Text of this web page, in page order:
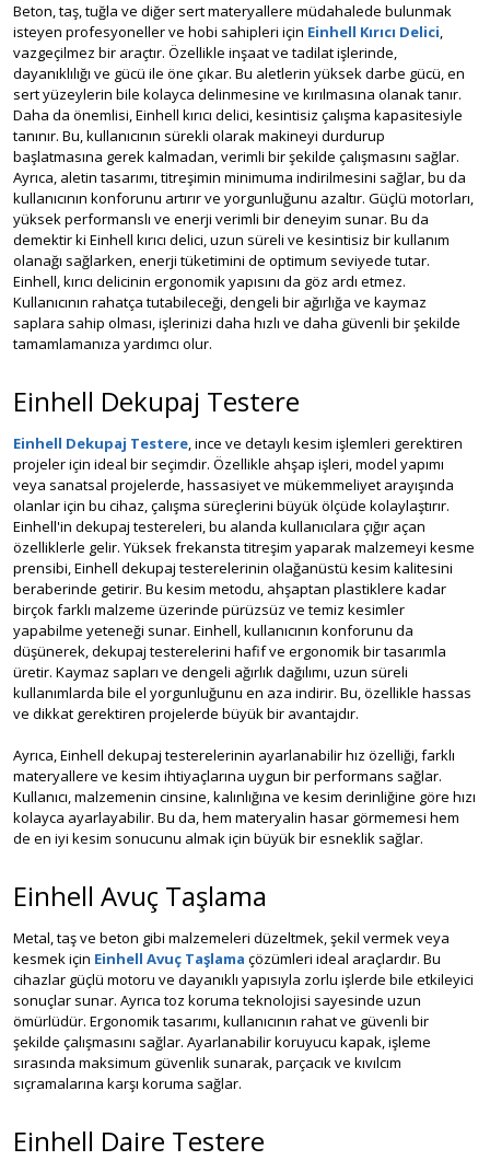
Beton, taş, tuğla ve diğer sert materyallere müdahalede bulunmak
isteyen profesyoneller ve hobi sahipleri için Einhell Kırıcı Delici,
vazgeçilmez bir araçtır. Özellikle inşaat ve tadilat işlerinde,
dayanıklılığı ve gücü ile öne çıkar. Bu aletlerin yüksek darbe gücü, en
sert yüzeylerin bile kolayca delinmesine ve kırılmasına olanak tanır.
Daha da önemlisi, Einhell kırıcı delici, kesintisiz çalışma kapasitesiyle
tanınır. Bu, kullanıcının sürekli olarak makineyi durdurup
başlatmasına gerek kalmadan, verimli bir şekilde çalışmasını sağlar.
Ayrıca, aletin tasarımı, titreşimin minimuma indirilmesini sağlar, bu da
kullanıcının konforunu artırır ve yorgunluğunu azaltır. Güçlü motorları,
yüksek performanslı ve enerji verimli bir deneyim sunar. Bu da
demektir ki Einhell kırıcı delici, uzun süreli ve kesintisiz bir kullanım
olanağı sağlarken, enerji tüketimini de optimum seviyede tutar.
Einhell, kırıcı delicinin ergonomik yapısını da göz ardı etmez.
Kullanıcının rahatça tutabileceği, dengeli bir ağırlığa ve kaymaz
saplara sahip olması, işlerinizi daha hızlı ve daha güvenli bir şekilde
tamamlamanıza yardımcı olur.
Einhell Dekupaj Testere
Einhell Dekupaj Testere, ince ve detaylı kesim işlemleri gerektiren
projeler için ideal bir seçimdir. Özellikle ahşap işleri, model yapımı
veya sanatsal projelerde, hassasiyet ve mükemmeliyet arayışında
olanlar için bu cihaz, çalışma süreçlerini büyük ölçüde kolaylaştırır.
Einhell'in dekupaj testereleri, bu alanda kullanıcılara çığır açan
özelliklerle gelir. Yüksek frekansta titreşim yaparak malzemeyi kesme
prensibi, Einhell dekupaj testerelerinin olağanüstü kesim kalitesini
beraberinde getirir. Bu kesim metodu, ahşaptan plastiklere kadar
birçok farklı malzeme üzerinde pürüzsüz ve temiz kesimler
yapabilme yeteneği sunar. Einhell, kullanıcının konforunu da
düşünerek, dekupaj testerelerini hafif ve ergonomik bir tasarımla
üretir. Kaymaz sapları ve dengeli ağırlık dağılımı, uzun süreli
kullanımlarda bile el yorgunluğunu en aza indirir. Bu, özellikle hassas
ve dikkat gerektiren projelerde büyük bir avantajdır.
Ayrıca, Einhell dekupaj testerelerinin ayarlanabilir hız özelliği, farklı
materyallere ve kesim ihtiyaçlarına uygun bir performans sağlar.
Kullanıcı, malzemenin cinsine, kalınlığına ve kesim derinliğine göre hızı
kolayca ayarlayabilir. Bu da, hem materyalin hasar görmemesi hem
de en iyi kesim sonucunu almak için büyük bir esneklik sağlar.
Einhell Avuç Taşlama
Metal, taş ve beton gibi malzemeleri düzeltmek, şekil vermek veya
kesmek için Einhell Avuç Taşlama çözümleri ideal araçlardır. Bu
cihazlar güçlü motoru ve dayanıklı yapısıyla zorlu işlerde bile etkileyici
sonuçlar sunar. Ayrıca toz koruma teknolojisi sayesinde uzun
ömürlüdür. Ergonomik tasarımı, kullanıcının rahat ve güvenli bir
şekilde çalışmasını sağlar. Ayarlanabilir koruyucu kapak, işleme
sırasında maksimum güvenlik sunarak, parçacık ve kıvılcım
sıçramalarına karşı koruma sağlar.
Einhell Daire Testere